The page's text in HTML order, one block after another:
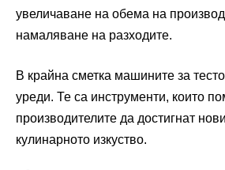
увеличаване на обема на
намаляване на разходите.
В крайна сметка машините за
уреди. Те са инструменти, които
производителите да достигнат
кулинарното изкуство.